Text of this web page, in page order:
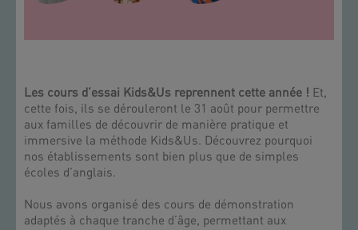
Les cours d’essai Kids&Us reprennent cette année ! Et,
cette fois, ils se dérouleront le 31 août pour permettre
aux familles de découvrir de manière pratique et
immersive la méthode Kids&Us. Découvrez pourquoi
nos établissements sont bien plus que de simples
écoles d’anglais.
Nous avons organisé des cours de démonstration
adaptés à chaque tranche d’âge, permettant aux